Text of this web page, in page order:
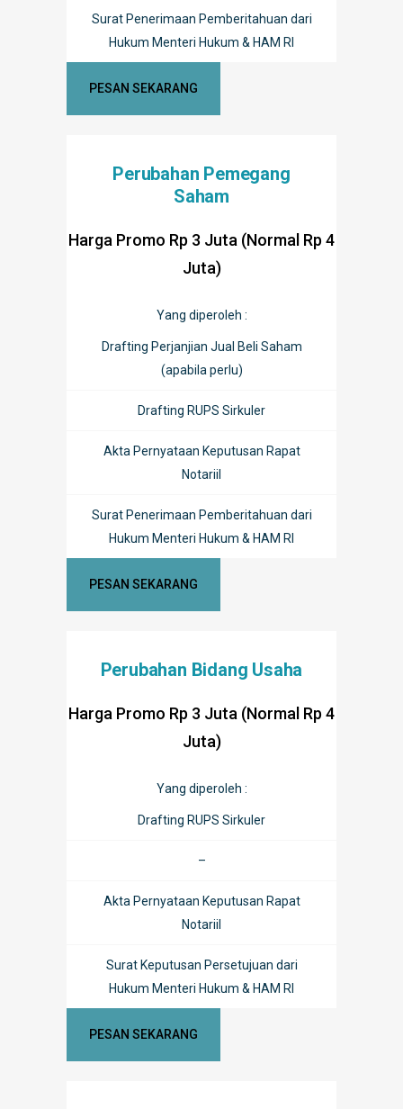
Surat Penerimaan Pemberitahuan dari
Hukum Menteri Hukum & HAM RI
PESAN SEKARANG
Perubahan Pemegang
Saham
Harga Promo Rp 3 Juta (Normal Rp 4
Juta)
Yang diperoleh :
Drafting Perjanjian Jual Beli Saham
(apabila perlu)
Drafting RUPS Sirkuler
Akta Pernyataan Keputusan Rapat
Notariil
Surat Penerimaan Pemberitahuan dari
Hukum Menteri Hukum & HAM RI
PESAN SEKARANG
Perubahan Bidang Usaha
Harga Promo Rp 3 Juta (Normal Rp 4
Juta)
Yang diperoleh :
Drafting RUPS Sirkuler
–
Akta Pernyataan Keputusan Rapat
Notariil
Surat Keputusan Persetujuan dari
Hukum Menteri Hukum & HAM RI
PESAN SEKARANG